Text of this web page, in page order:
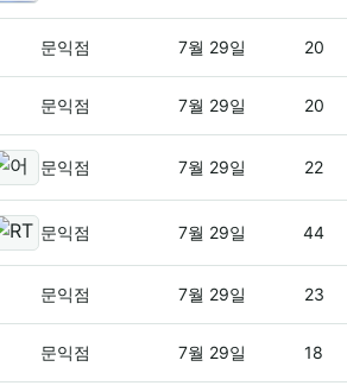
붙지 않는 테플론에 붙고 에탄올로 떼는
문익점 7월 29일 20
교수의 ‘마다가스카르’ 함정에 AI 과제
문익점 7월 29일 20
어린이 스마트폰 사용과 독해력 저
문익점 7월 29일 22
RTX 2080 Ti를 22GB로 메모리 업
문익점 7월 29일 44
GrapheneOS 강제 데이터 삭제, 미국 국
문익점 7월 29일 23
엔비디아 7500억달러 거래, AI 투자 순
문익점 7월 29일 18